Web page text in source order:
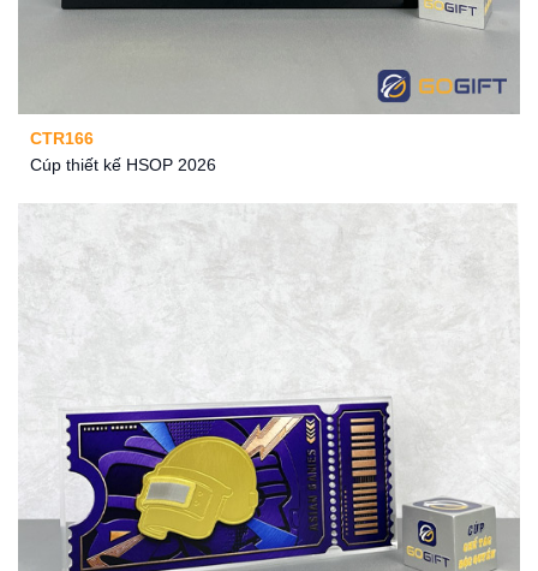
CTR166
Cúp thiết kế HSOP 2026